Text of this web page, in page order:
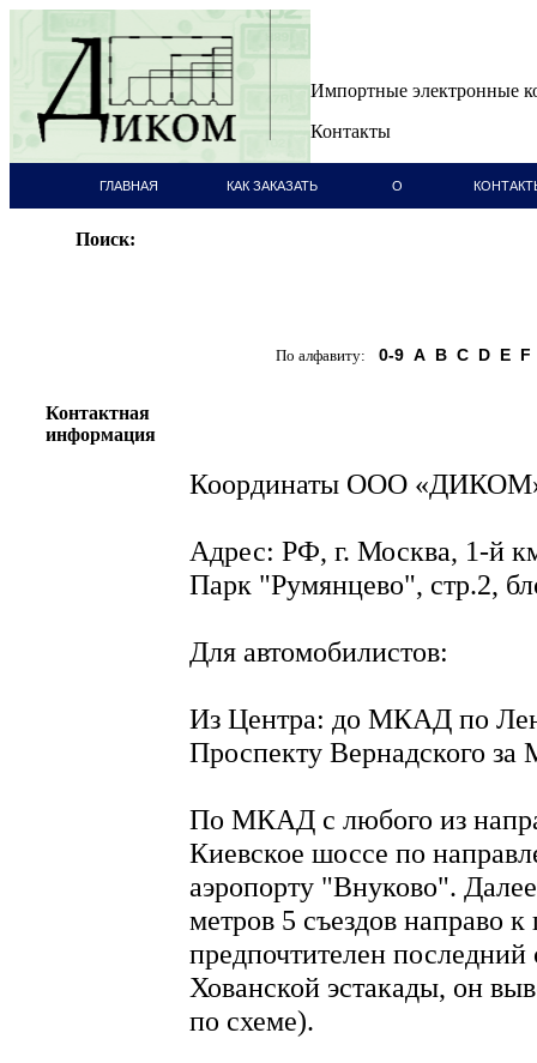
Импортные электронные
Контакты
ГЛАВНАЯ КАК ЗАКАЗАТЬ О
Поиск:
По алфавиту: 0-9 A B C D E F
Контактная
информация
Координаты ООО
Адрес: РФ, г. Москва, 1-й
Парк "Румянцево", стр.2,
Для автомобилистов:
Из Центра: до МКАД по
Проспекту Вернадского
По МКАД с любого из
Киевское шоссе по
аэропорту "Внуково".
метров 5 съездов направо
предпочтителен последний
Хованской эстакады, он
по схеме).